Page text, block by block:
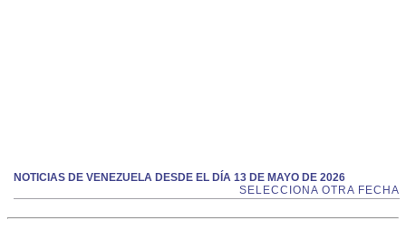
NOTICIAS DE VENEZUELA DESDE EL DÍA 13 DE MAYO DE 2026
SELECCIONA OTRA FECHA